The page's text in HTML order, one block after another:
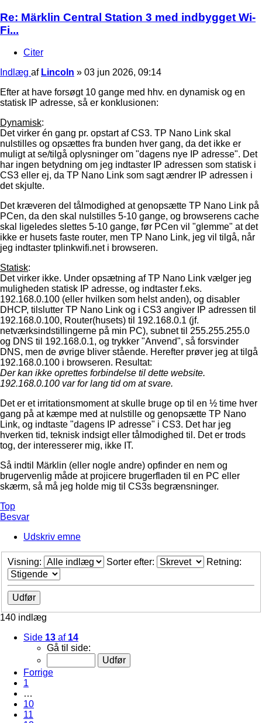
Re: Märklin Central Station 3 med indbygget Wi-
Fi...
Citer
Indlæg af Lincoln » 03 jun 2026, 09:14
Efter at have forsøgt 10 gange med hhv. en dynamisk og en
statisk IP adresse, så er konklusionen:
Dynamisk:
Det virker én gang pr. opstart af CS3. TP Nano Link skal
nulstilles og opsættes fra bunden hver gang, da det ikke er
muligt at se/tilgå oplysninger om "dagens nye IP adresse". Det
har ingen betydning om jeg indtaster IP adressen som statisk i
CS3 eller ej, da TP Nano Link som sagt ændrer IP adressen i
det skjulte.
Det kræveren del tålmodighed at genopsætte TP Nano Link på
PCen, da den skal nulstilles 5-10 gange, og browserens cache
skal ligeledes slettes 5-10 gange, før PCen vil "glemme" at det
ikke er husets faste router, men TP Nano Link, jeg vil tilgå, når
jeg indtaster tplinkwifi.net i browseren.
Statisk:
Det virker ikke. Under opsætning af TP Nano Link vælger jeg
muligheden statisk IP adresse, og indtaster f.eks.
192.168.0.100 (eller hvilken som helst anden), og disabler
DHCP, tilslutter TP Nano Link og i CS3 angiver IP adressen til
192.168.0.100, Router(husets) til 192.168.0.1 (jf.
netværksindstillingerne på min PC), subnet til 255.255.255.0
og DNS til 192.168.0.1, og trykker "Anvend", så forsvinder
DNS, men de øvrige bliver stående. Herefter prøver jeg at tilgå
192.168.0.100 i browseren. Resultat:
Der kan ikke oprettes forbindelse til dette website.
192.168.0.100 var for lang tid om at svare.
Det er et irritationsmoment at skulle bruge op til en ½ time hver
gang på at kæmpe med at nulstille og genopsætte TP Nano
Link, og indtaste "dagens IP adresse" i CS3. Det har jeg
hverken tid, teknisk indsigt eller tålmodighed til. Det er trods
tog, der interesserer mig, ikke IT.
Så indtil Märklin (eller nogle andre) opfinder en nem og
brugervenlig måde at projicere brugerfladen til en PC eller
skærm, så må jeg holde mig til CS3s begrænsninger.
Top
Besvar
Udskriv emne
Visning: Sorter efter: Retning:
140 indlæg
Side 13 af 14
Gå til side:
Forrige
1
…
10
11